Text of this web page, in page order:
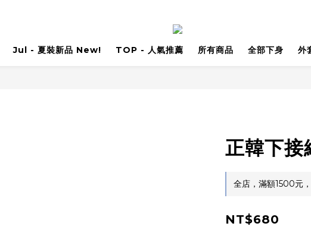
Jul - 夏裝新品 New! TOP - 人氣推薦 所有商品 全部下身 外
正韓下接
全店，滿額1500元
NT$680